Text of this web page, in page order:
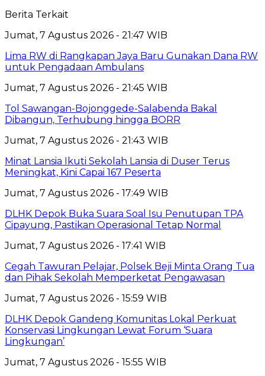
Berita Terkait
Jumat, 7 Agustus 2026 - 21:47 WIB
Lima RW di Rangkapan Jaya Baru Gunakan Dana RW
untuk Pengadaan Ambulans
Jumat, 7 Agustus 2026 - 21:45 WIB
Tol Sawangan-Bojonggede-Salabenda Bakal
Dibangun, Terhubung hingga BORR
Jumat, 7 Agustus 2026 - 21:43 WIB
Minat Lansia Ikuti Sekolah Lansia di Duser Terus
Meningkat, Kini Capai 167 Peserta
Jumat, 7 Agustus 2026 - 17:49 WIB
DLHK Depok Buka Suara Soal Isu Penutupan TPA
Cipayung, Pastikan Operasional Tetap Normal
Jumat, 7 Agustus 2026 - 17:41 WIB
Cegah Tawuran Pelajar, Polsek Beji Minta Orang Tua
dan Pihak Sekolah Memperketat Pengawasan
Jumat, 7 Agustus 2026 - 15:59 WIB
DLHK Depok Gandeng Komunitas Lokal Perkuat
Konservasi Lingkungan Lewat Forum ‘Suara
Lingkungan’
Jumat, 7 Agustus 2026 - 15:55 WIB